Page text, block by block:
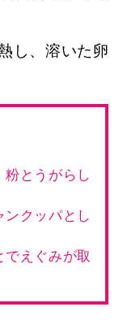
し、溶いた卵
粉とうがらし
ンクッパとし
でえぐみが取